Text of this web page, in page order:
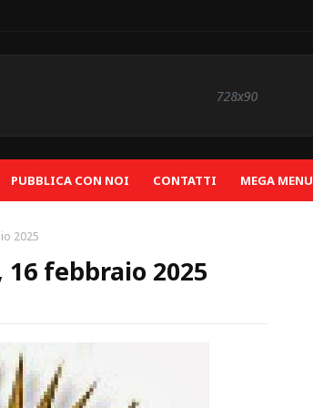
PUBBLICA CON NOI CONTATTI MEGA MENU
2025
febbraio 2025